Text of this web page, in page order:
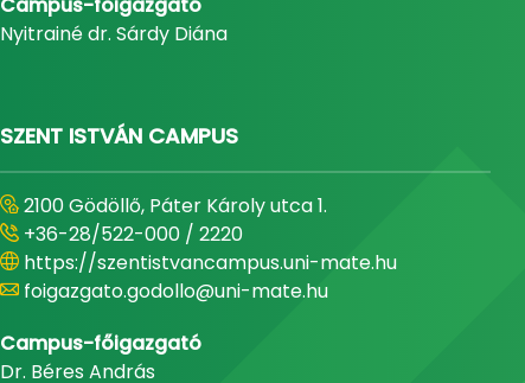
Nyitrainé dr. Sárdy Diána
SZENT ISTVÁN CAMPUS
2100 Gödöllő, Páter Károly utca 1.
+36-28/522-000 / 2220
https://szentistvancampus.uni-mate.hu
foigazgato.godollo@uni-mate.hu
Campus-főigazgató
Dr. Béres András